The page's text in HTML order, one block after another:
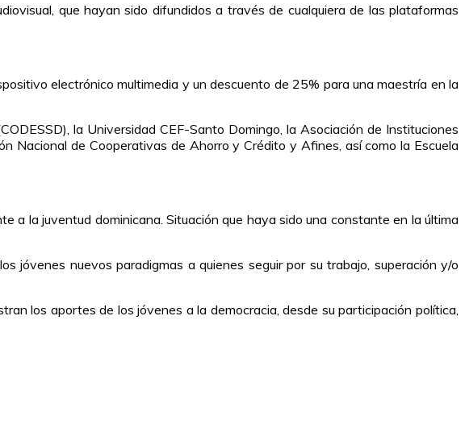
que hayan sido difundidos a través de cualquiera de las plataformas
electrónico multimedia y un descuento de 25% para una maestría en la
la Universidad CEF-Santo Domingo, la Asociación de Instituciones
Nacional de Cooperativas de Ahorro y Crédito y Afines, así como la Escuela
a la juventud dominicana. Situación que haya sido una constante en la última
jóvenes nuevos paradigmas a quienes seguir por su trabajo, superación y/o
los aportes de los jóvenes a la democracia, desde su participación política,